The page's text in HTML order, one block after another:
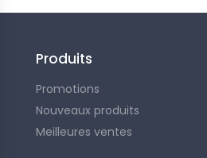
Produits
Promotions
Nouveaux produits
Meilleures ventes